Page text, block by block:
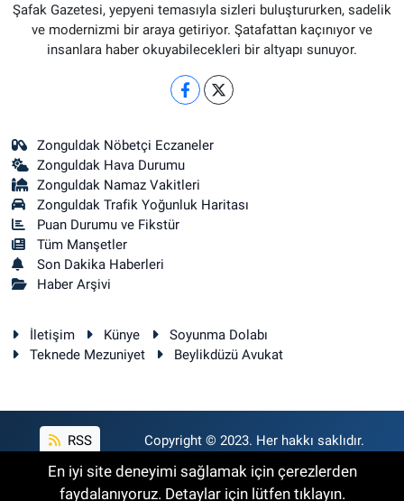
Şafak Gazetesi, yepyeni temasıyla sizleri buluştururken, sadelik
ve modernizmi bir araya getiriyor. Şatafattan kaçınıyor ve
insanlara haber okuyabilecekleri bir altyapı sunuyor.
Zonguldak Nöbetçi Eczaneler
Zonguldak Hava Durumu
Zonguldak Namaz Vakitleri
Zonguldak Trafik Yoğunluk Haritası
Puan Durumu ve Fikstür
Tüm Manşetler
Son Dakika Haberleri
Haber Arşivi
İletişim Künye
Soyunma Dolabı
Teknede Mezuniyet
Beylikdüzü Avukat
RSS Copyright © 2023. Her hakkı saklıdır.
Haber Yazılımı:TE Bilişim
En iyi site deneyimi sağlamak için çerezlerden
faydalanıyoruz. Detaylar için lütfen tıklayın.